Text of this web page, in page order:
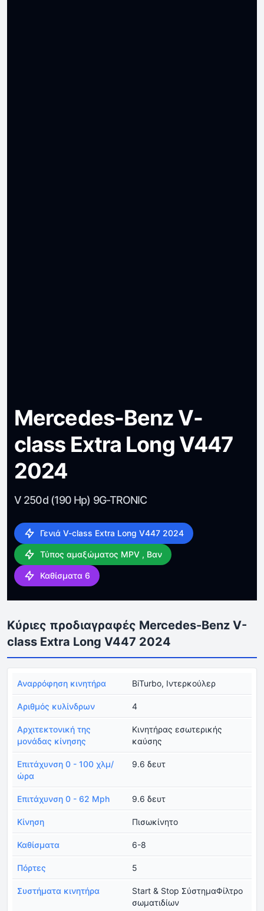
Mercedes-Benz V-
class Extra Long V447
2024
V 250d (190 Hp) 9G-TRONIC
Γενιά V-class Extra Long V447 2024
Τύπος αμαξώματος MPV , Βαν
Καθίσματα 6
Κύριες προδιαγραφές Mercedes-Benz V-
class Extra Long V447 2024
Αναρρόφηση κινητήρα BiTurbo, Ιντερκούλερ
Αριθμός κυλίνδρων 4
Αρχιτεκτονική της
μονάδας κίνησης
Κινητήρας εσωτερικής
καύσης
Επιτάχυνση 0 - 100 χλμ/
ώρα
9.6 δευτ
Επιτάχυνση 0 - 62 Mph 9.6 δευτ
Κίνηση Πισωκίνητο
Καθίσματα 6-8
Πόρτες 5
Συστήματα κινητήρα
Start & Stop ΣύστημαΦίλτρο
σωματιδίων